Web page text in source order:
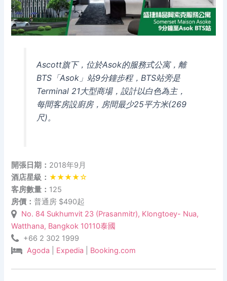
Ascott旗下，位於Asok的服務式公寓，離
BTS「Asok」站9分鐘步程，BTS站旁是
Terminal 21大型商場，設計以白色為主，
每間客房設廚房，房間最少25平方米(269
尺)。
開張日期： 2018年9月
酒店星級： ★★★★☆
客房數量： 125
房價：普通房 $490起
No. 84 Sukhumvit 23 (Prasanmitr), Klongtoey- Nua,
Watthana, Bangkok 10110泰國
+66 2 302 1999
Agoda
Expedia Booking.com